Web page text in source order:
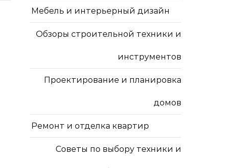
Мебель и интерьерный дизайн
Обзоры строительной техники и
инструментов
Проектирование и планировка
домов
Ремонт и отделка квартир
Советы по выбору техники и